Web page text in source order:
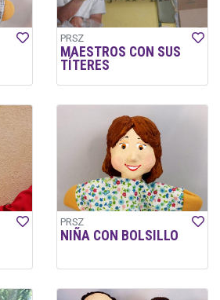
PRSZ
MAESTROS CON SUS
TÍTERES
PRSZ
NIÑA CON BOLSILLO